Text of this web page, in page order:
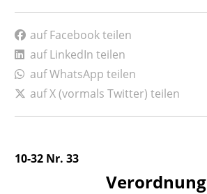
auf Facebook teilen
auf LinkedIn teilen
auf WhatsApp teilen
auf X (vormals Twitter) teilen
10-32 Nr. 33
Verordnung